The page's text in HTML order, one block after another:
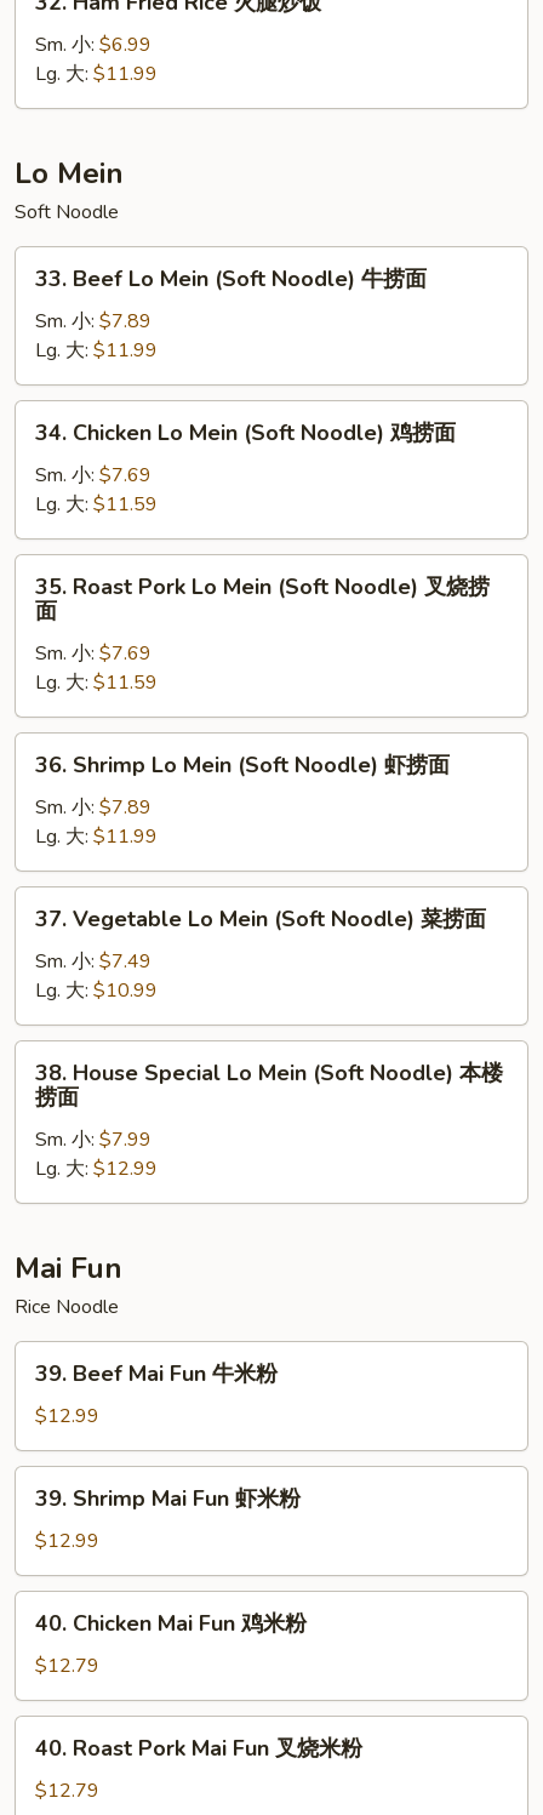
Ham
Fried
Rice
火
炒
饭
Sm. 小: $6.99
Lg. 大: $11.99
Lo Mein
Soft Noodle
Beef
Lo
Mein
(Soft
Noodle)
33. Beef Lo Mein (Soft Noodle) 牛捞面
Sm. 小: $7.89
Lg. 大: $11.99
Chicken
Lo
Mein
(Soft
Noodle)
34. Chicken Lo Mein (Soft Noodle) 鸡捞面
Sm. 小: $7.69
Lg. 大: $11.59
Roast
Pork
Lo
Mein
(Soft
Noodle)
35. Roast Pork Lo Mein (Soft Noodle) 叉烧捞
面
Sm. 小: $7.69
Lg. 大: $11.59
Shrimp
Lo
Mein
(Soft
Noodle)
36. Shrimp Lo Mein (Soft Noodle) 虾捞面
Sm. 小: $7.89
Lg. 大: $11.99
Vegetable
Lo
Mein
(Soft
Noodle)
37. Vegetable Lo Mein (Soft Noodle) 菜捞面
Sm. 小: $7.49
Lg. 大: $10.99
House
Special
Lo
Mein
(Soft
本
捞
面
38. House Special Lo Mein (Soft Noodle) 本楼
捞面
Sm. 小: $7.99
Lg. 大: $12.99
Mai Fun
Rice Noodle
Beef
Mai
Fun
牛
39. Beef Mai Fun 牛米粉
$12.99
Shrimp
Mai
Fun
虾
39. Shrimp Mai Fun 虾米粉
$12.99
Chicken
Mai
Fun
鸡
40. Chicken Mai Fun 鸡米粉
$12.79
Roast
Pork
40. Roast Pork Mai Fun 叉烧米粉
$12.79